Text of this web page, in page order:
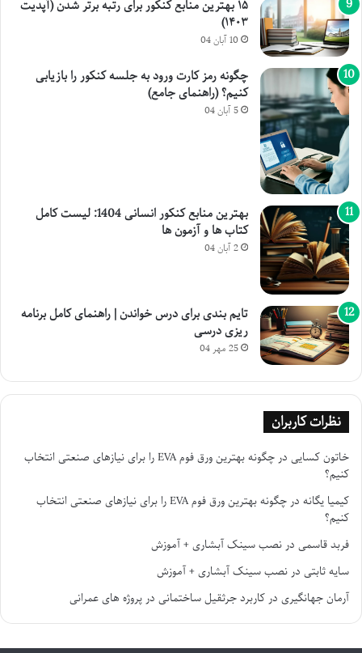
۱۵ بهترین منابع کنکور برای رتبه برتر شدن (آپدیت
۱۴۰۳)
10 آبان 04
چگونه رمز کارت ورود به جلسه کنکور را بازیابی
کنیم؟ (راهنمای جامع)
5 آبان 04
بهترین منابع کنکور انسانی 1404: لیست کامل
کتاب ها و آزمون ها
2 آبان 04
تایم بندی برای درس خواندن | راهنمای کامل برنامه
ریزی درسی
25 مهر 04
نظرات کاربران
خاتون کسایی در
چگونه بهترین ورق فوم EVA را برای نیازهای صنعتی انتخاب
کنیم؟
کیمیا یگانه در
چگونه بهترین ورق فوم EVA را برای نیازهای صنعتی انتخاب
کنیم؟
فربد قاسمی درنصب سینک آبشاری + آموزش
سایه ثابتی درنصب سینک آبشاری + آموزش
آرمان جهانگیری درکاربرد جرثقیل ساختمانی در پروژه های عمرانی